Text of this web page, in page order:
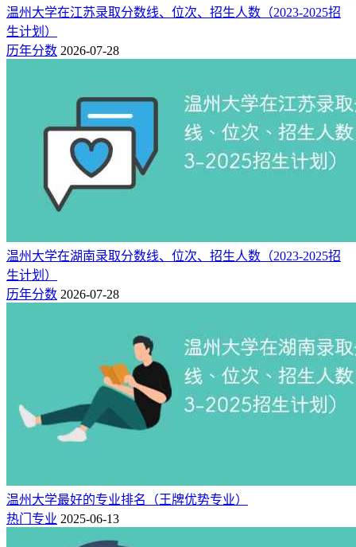
（全国第4名）、服装与服饰设计（全国第21名）、教育技术
学（全国第21名）、学前教育（全国第25名）、金融工程（全
国第26名）。
名
名
办学层次
工业工程 5★
中国一流专业
小学教育 5★
中国一流专业
生物科学 5★
中国一流专业
19 化学
28
A+ 4 网络工程 4★
业
B++ 21
业
学前教育 4★
中国高水平专
业
B++ 26 金融工程 4★
中国高水平专
业
B++ 28 应用心理学 4★
B++ 39
温州大学在江苏录取分数线、位次、招生人数（2023-2025招
生计划）
历年分数 2026-07-28
温州大学在湖南录取分数线、位次、招生人数（2023-2025招
生计划）
历年分数 2026-07-28
温州大学最好的专业排名（王牌优势专业）
热门专业 2025-06-13